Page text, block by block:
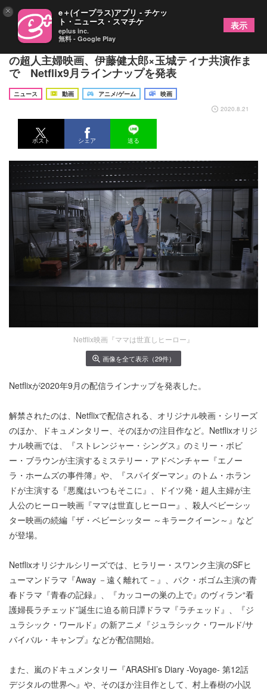
名探偵ホームズの妹が活躍する新作から、ドイツ発
の超人主婦映画、伊藤健太郎×玉城ティナ共演作ま
で Netflix9月ラインナップを発表
ニュース 動画 アニメ/ゲーム
映画
2020.8.21
ポスト シェア 送る
Netflix映画『ママは世直しヒーロー』
画像を全て表示（29件）
Netflixが2020年9月の配信ラインナップを発表した。
解禁されたのは、Netflixで配信される、オリジナル映画・シリーズ
のほか、ドキュメンタリー、そのほかの注目作など。Netflixオリジ
ナル映画では、『ストレンジャー・シングス』のミリー・ボビ
ー・ブラウンが主演するミステリー・アドベンチャー『エノー
ラ・ホームズの事件簿』や、『スパイダーマン』のトム・ホラン
ドが主演する『悪魔はいつもそこに』、ドイツ発・超人主婦が主
人公のヒーロー映画『ママは世直しヒーロー』、殺人ベビーシッ
ター映画の続編『ザ・ベビーシッター ～キラークイーン～』など
が登場。
Netflixオリジナルシリーズでは、ヒラリー・スワンク主演のSFヒ
ューマンドラマ『Away －遠く離れて－』、パク・ボゴム主演の青
春ドラマ『青春の記録』、『カッコーの巣の上で』のヴィラン“看
護婦長ラチェッド”誕生に迫る前日譚ドラマ『ラチェッド』、『ジ
ュラシック・ワールド』の新アニメ『ジュラシック・ワールド/サ
バイバル・キャンプ』などが配信開始。
また、嵐のドキュメンタリー『ARASHI’s Diary -Voyage- 第12話
デジタルの世界へ』や、そのほか注目作として、村上春樹の小説
× e＋(イープラス)アプリ - チケッ
ト・ニュース・スマチケ
eplus inc.
無料 - Google Play
表示